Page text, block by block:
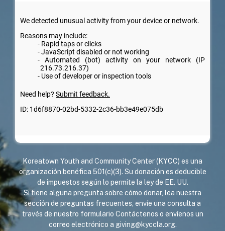
Koreatown Youth and Community Center (KYCC) es una
organización benéfica 501(c)(3). Su donación es deducible
de impuestos según lo permite la ley de EE. UU.
Si tiene alguna pregunta sobre cómo donar, lea nuestra
sección de preguntas frecuentes , envíe una consulta a
través de nuestro formulario Contáctenos o envíenos un
correo electrónico a giving@kyccla.org.